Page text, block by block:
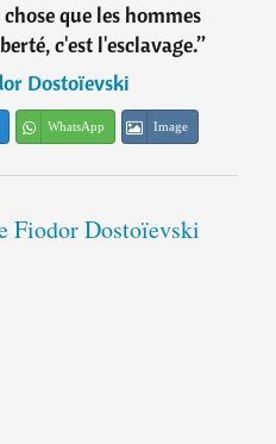
que les hommes
c'est l'esclavage.”
Dostoïevski
WhatsApp Image
Fiodor Dostoïevski